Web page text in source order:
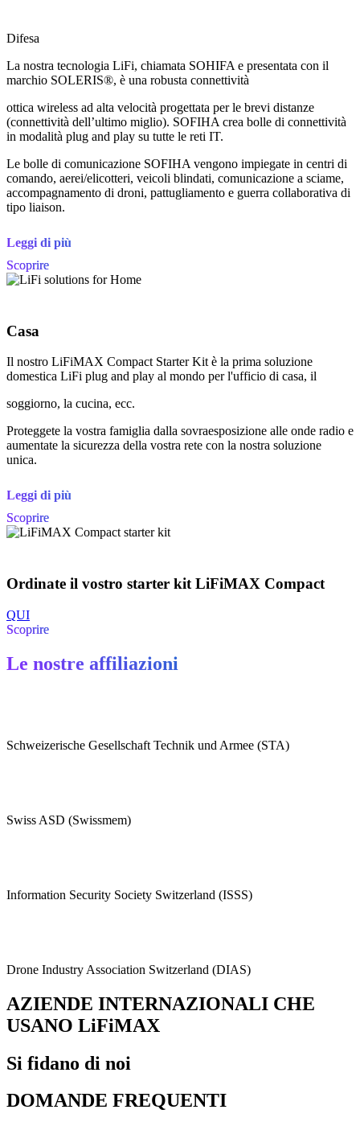
Difesa
La nostra tecnologia LiFi, chiamata SOHIFA e presentata con il
marchio SOLERIS®, è una robusta connettività
Leggi di più
ottica wireless ad alta velocità progettata per le brevi distanze
(connettività dell’ultimo miglio). SOFIHA crea bolle di connettività
in modalità plug and play su tutte le reti IT.
Le bolle di comunicazione SOFIHA vengono impiegate in centri di
comando, aerei/elicotteri, veicoli blindati, comunicazione a sciame,
accompagnamento di droni, pattugliamento e guerra collaborativa di
tipo liaison.
Scoprire
Casa
Il nostro LiFiMAX Compact Starter Kit è la prima soluzione
domestica LiFi plug and play al mondo per l'ufficio di casa, il
Leggi di più
soggiorno, la cucina, ecc.
Proteggete la vostra famiglia dalla sovraesposizione alle onde radio e
aumentate la sicurezza della vostra rete con la nostra soluzione
unica.
Scoprire
Ordinate il vostro starter kit LiFiMAX Compact
QUI
Scoprire
Le nostre affiliazioni
Schweizerische Gesellschaft Technik und Armee (STA)
Swiss ASD (Swissmem)
Information Security Society Switzerland (ISSS)
Drone Industry Association Switzerland (DIAS)
AZIENDE INTERNAZIONALI CHE
USANO LiFiMAX
Si fidano di noi
DOMANDE FREQUENTI